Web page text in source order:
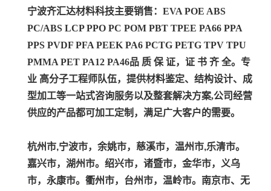
宁波齐汇达材料科技主要销售：EVA POE ABS
PC/ABS LCP PPO PC POM PBT TPEE PA66 PPA
PPS PVDF PFA PEEK PA6 PCTG PETG TPV TPU
PMMA PET PA12 PA46品 质 保 证，证 书 齐 全。专
业 高分子工程师队伍，提供材料鉴定、结构设计、成
型加工等一站式咨询服务以及整套解决方案,公司经营
供应的产品都可加工定制，满足广大客户的需要。
杭州市,宁波市，余姚市，慈溪市，温州市,乐清市。
嘉兴市，湖州市。绍兴市，诸暨市，金华市，义乌
市，永康市。衢州市，台州市，温岭市。南京市、无